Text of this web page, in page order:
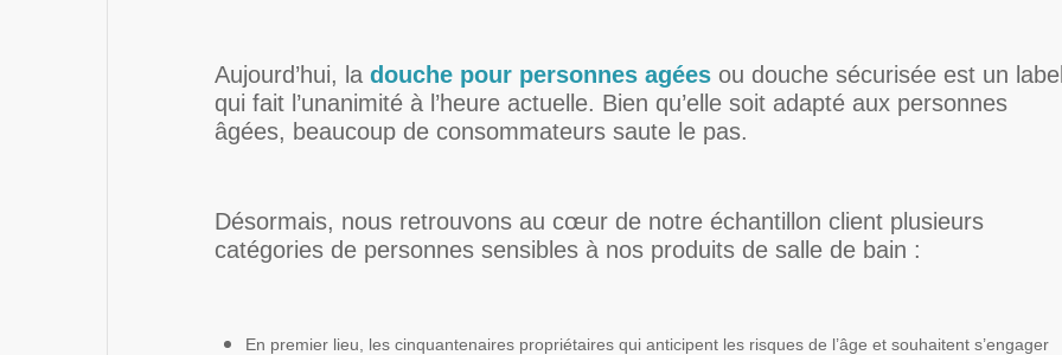
Aujourd’hui, la douche pour personnes agées ou douche sécurisée est un
qui fait l’unanimité à l’heure actuelle. Bien qu’elle soit adapté aux personnes
âgées, beaucoup de consommateurs saute le pas.
Désormais, nous retrouvons au cœur de notre échantillon client plusieurs
catégories de personnes sensibles à nos produits de salle de bain :
En premier lieu, les cinquantenaires propriétaires qui anticipent les risques de l’âge et souhaitent s’engager